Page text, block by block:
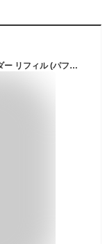
オルビス(ORBIS) ORBIS サンスクリーン®パウダー リフィル (パフ付) ルーセント SPF50+・PA++++ (顔用日焼け止めパウダー)